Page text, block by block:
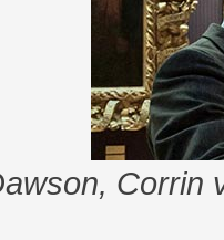
Corrin